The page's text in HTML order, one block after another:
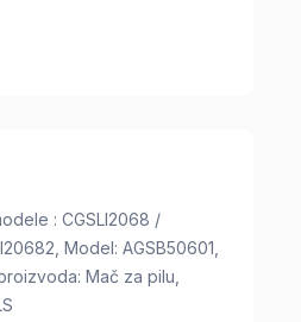
: CGSLI2068 /
Model: AGSB50601,
Mač za pilu,